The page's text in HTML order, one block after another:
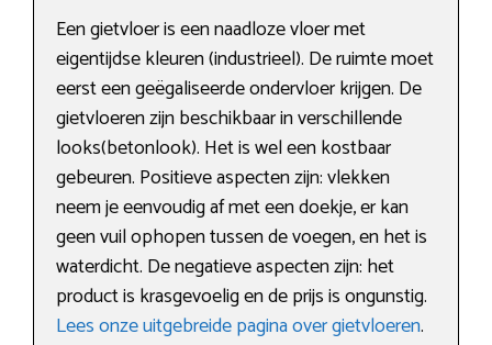
Een gietvloer is een naadloze vloer met
eigentijdse kleuren (industrieel). De ruimte moet
eerst een geëgaliseerde ondervloer krijgen. De
gietvloeren zijn beschikbaar in verschillende
looks(betonlook). Het is wel een kostbaar
gebeuren. Positieve aspecten zijn: vlekken
neem je eenvoudig af met een doekje, er kan
geen vuil ophopen tussen de voegen, en het is
waterdicht. De negatieve aspecten zijn: het
product is krasgevoelig en de prijs is ongunstig.
Lees onze uitgebreide pagina over gietvloeren.